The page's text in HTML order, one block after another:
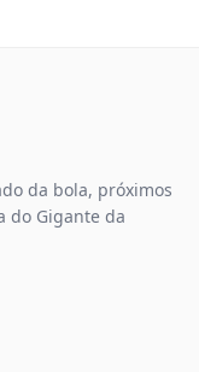
da bola, próximos
do Gigante da